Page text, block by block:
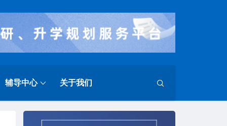
辅导中心 关于我们